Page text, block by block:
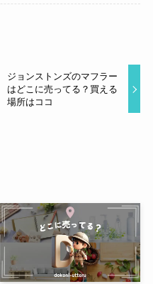
ジョンストンズのマフラー
はどこに売ってる？買える
場所はココ